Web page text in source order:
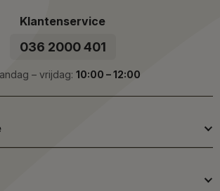
Klantenservice
036 2000 401
– vrijdag: 10:00 – 12:00